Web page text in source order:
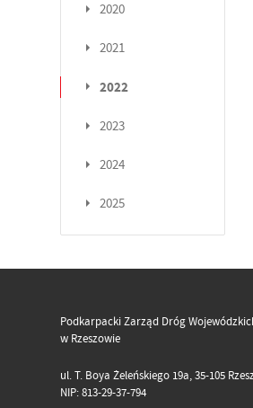
2020
2021
2022
2023
2024
2025
Podkarpacki Zarząd Dróg
w Rzeszowie
ul. T. Boya Żeleńskiego 19a, 35-105
NIP: 813-29-37-794